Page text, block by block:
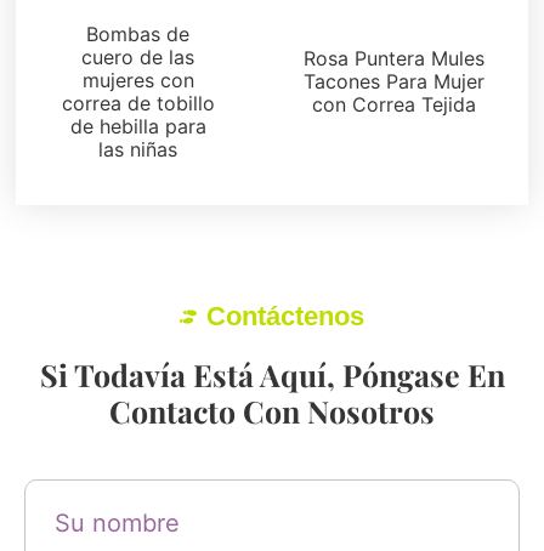
Bombas de
cuero de las
mujeres con
correa de tobillo
de hebilla para
las niñas
Rosa Puntera Mules
Tacones Para Mujer
con Correa Tejida
Contáctenos
Si Todavía Está Aquí, Póngase En
Contacto Con Nosotros